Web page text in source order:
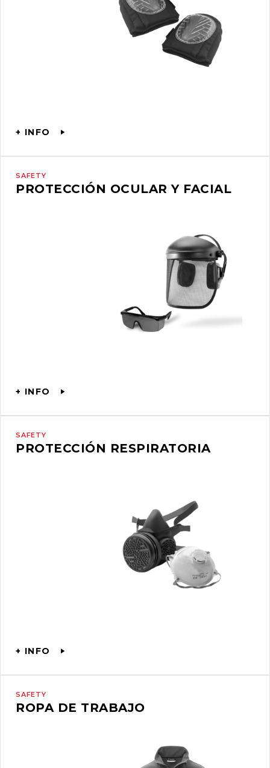
+ INFO
SAFETY
PROTECCIÓN OCULAR Y FACIAL
+ INFO
SAFETY
PROTECCIÓN RESPIRATORIA
+ INFO
SAFETY
ROPA DE TRABAJO